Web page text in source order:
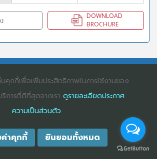
DOWNLOAD
BROCHURE
E-COMMERCIAL REGISTRATION 0105529026680
คุกกี้เพื่อเพิ่มประสิทธิภาพในการใช้งานของ
การที่ดีที่สุดจากเรา ดูรายละเอียดประกาศ
ความเป็นส่วนตัว
าคุกกี้ ยินยอมทั้งหมด